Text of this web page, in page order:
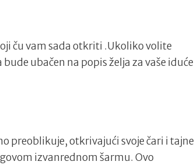
ču vam sada otkriti .Ukoliko volite
ubačen na popis želja za vaše iduće
preoblikuje, otkrivajući svoje čari i tajne
izvanrednom šarmu. Ovo